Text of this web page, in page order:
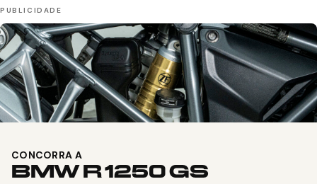
CONCORRA A
BMW R 1250 GS